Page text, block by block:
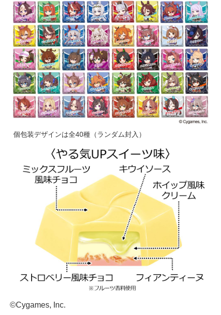
個包装デザインは全40種（ランダム封入）
©Cygames, Inc.